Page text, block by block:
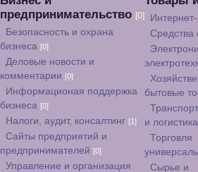
предпринимательство [0]
Безопасность и охрана
бизнеса [0]
Деловые новости и
комментарии [0]
Информационая поддержка
бизнеса [0]
Налоги, аудит, консалтинг [1]
Сайты предприятий и
предпринимателей [0]
Управление и организация
Средства
бытовые
и
Торговля
Сырье и